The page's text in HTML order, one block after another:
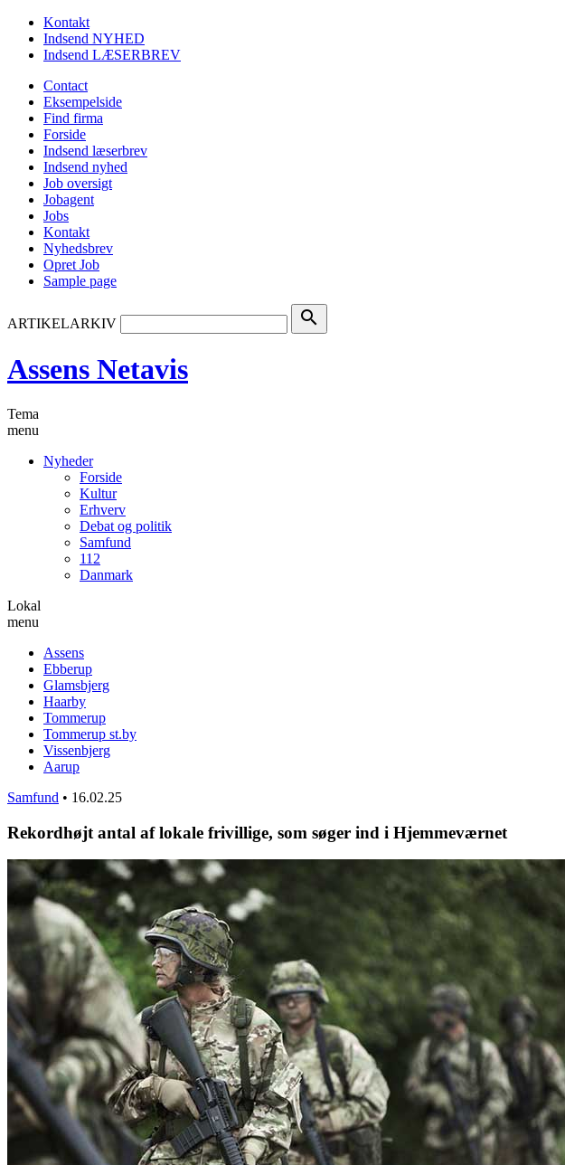
Kontakt
Indsend NYHED
Indsend LÆSERBREV
Contact
Eksempelside
Find firma
Forside
Indsend læserbrev
Indsend nyhed
Job oversigt
Jobagent
Jobs
Kontakt
Nyhedsbrev
Opret Job
Sample page
ARTIKELARKIV search
Assens Netavis
Tema
menu
Nyheder
Forside
Kultur
Erhverv
Debat og politik
Samfund
112
Danmark
Lokal
menu
Assens
Ebberup
Glamsbjerg
Haarby
Tommerup
Tommerup st.by
Vissenbjerg
Aarup
Samfund • 16.02.25
Rekordhøjt antal af lokale frivillige, som søger ind i Hjemmeværnet